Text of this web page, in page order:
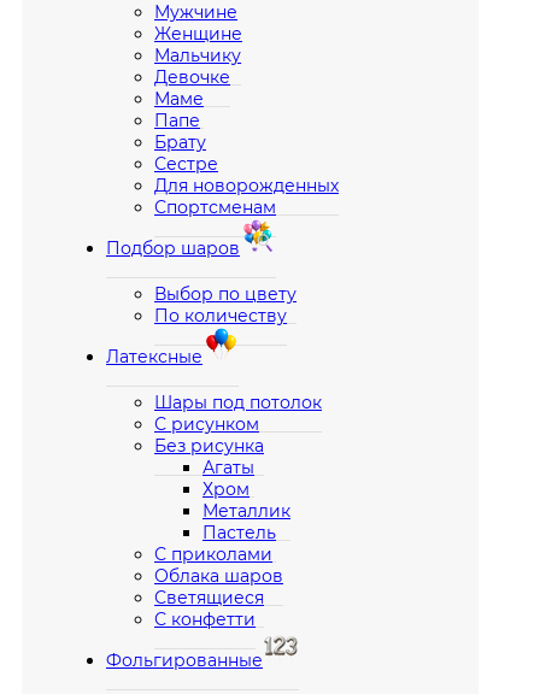
Мужчине
Женщине
Мальчику
Девочке
Маме
Папе
Брату
Сестре
Для новорожденных
Спортсменам
Подбор шаров
Выбор по цвету
По количеству
Латексные
Шары под потолок
С рисунком
Без рисунка
Агаты
Хром
Металлик
Пастель
С приколами
Облака шаров
Светящиеся
С конфетти
Фольгированные